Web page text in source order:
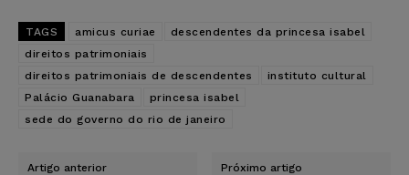
TAGS amicus curiae
descendentes da princesa isabel
direitos patrimoniais
direitos patrimoniais de descendentes
instituto cultural
Palácio Guanabara
princesa isabel
sede do governo do rio de janeiro
Artigo anterior Próximo artigo